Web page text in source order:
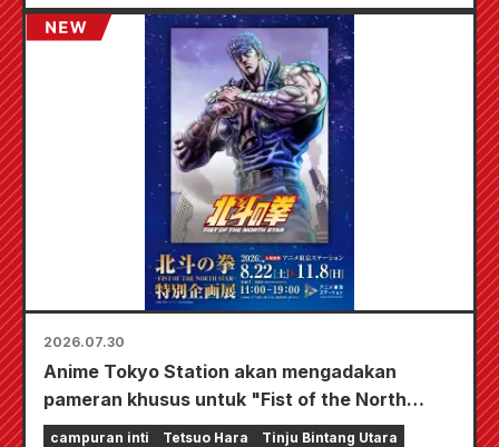
mana Anda bisa mendapatkan kartu mini yang
digambar khusus (total 4 jenis)!
2026.07.30
Anime Tokyo Station akan mengadakan
pameran khusus untuk "Fist of the North
Star"!!
campuran inti Tetsuo Hara Tinju Bintang Utara